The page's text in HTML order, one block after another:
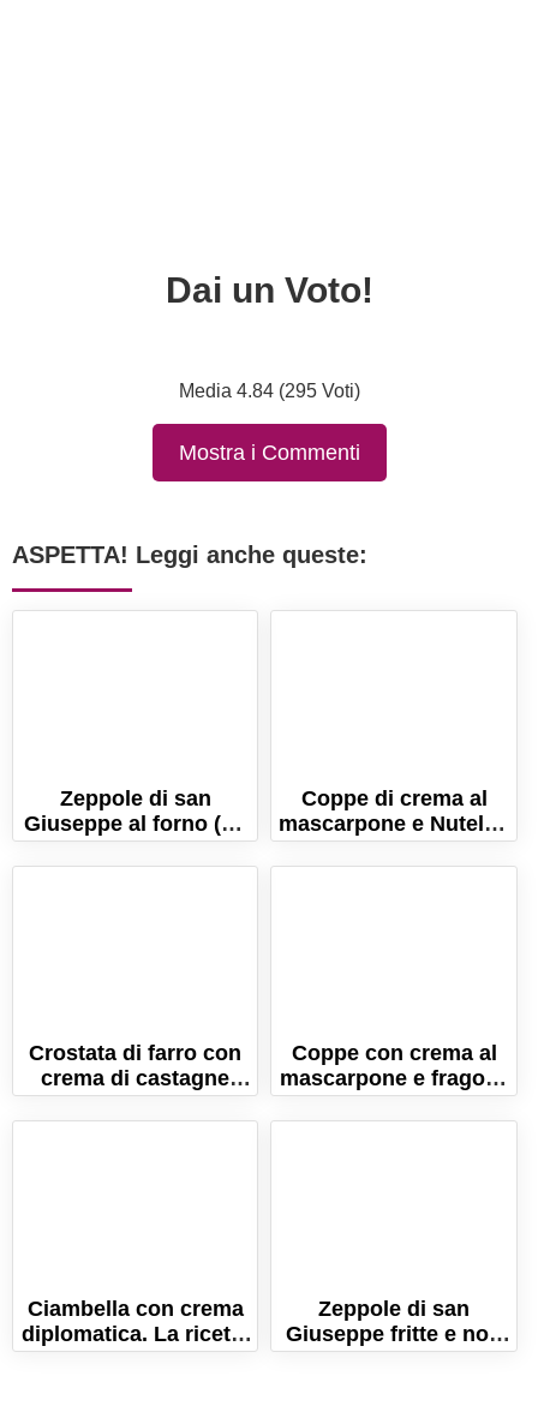
Dai un Voto!
Media 4.84 (295 Voti)
Mostra i Commenti
ASPETTA! Leggi anche queste:
Zeppole di san
Giuseppe al forno (La
ricetta, con trucchi e
consigli!)
Coppe di crema al
mascarpone e Nutella:
il dolce al cucchiaio
semplice e goloso!
Crostata di farro con
crema di castagne
(senza burro e uova!)
Coppe con crema al
mascarpone e fragole.
Il dessert pratico e
veloce!
Ciambella con crema
diplomatica. La ricetta
del dolce soffice e
Zeppole di san
Giuseppe fritte e non
unte! (La ricetta